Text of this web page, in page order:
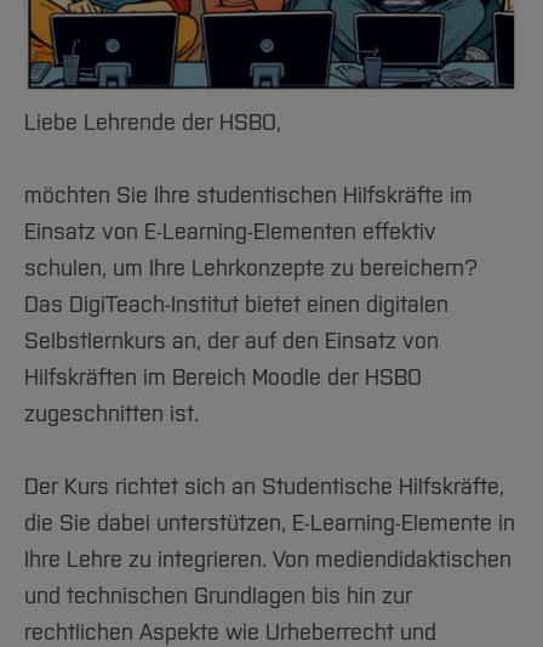
Arbeiten im FB G
Forschung und Projekte
International
Team
Service
Studiengänge
Studieninteressierte
Aktuelles
Studium
International
Team
Service
Amtliche Bekanntmachungen
Notfall-Infos
BO Shop
Familiengerechte Hochschule
Gleichstellung
Diskriminierungsfreie Hochschule
Wahlen
Hochschulbibliothek
Hochschulkommunikation
qed-Stiftung
Zentrale Studienberatung
Liebe Lehrende der HSBO,
möchten Sie Ihre studentischen Hilfskräfte im
Einsatz von E-Learning-Elementen effektiv
schulen, um Ihre Lehrkonzepte zu bereichern?
Das DigiTeach-Institut bietet einen digitalen
Selbstlernkurs an, der auf den Einsatz von
Hilfskräften im Bereich Moodle der HSBO
zugeschnitten ist.
Der Kurs richtet sich an Studentische Hilfskräfte,
die Sie dabei unterstützen, E-Learning-Elemente in
Ihre Lehre zu integrieren. Von mediendidaktischen
und technischen Grundlagen bis hin zur
rechtlichen Aspekte wie Urheberrecht und